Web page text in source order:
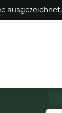
ausgezeichnet.